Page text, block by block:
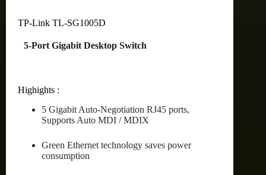
TP-Link TL-SG1005D
5-Port Gigabit Desktop Switch
Highights :
5 Gigabit Auto-Negotiation RJ45 ports,
Supports Auto MDI / MDIX
Green Ethernet technology saves power
consumption